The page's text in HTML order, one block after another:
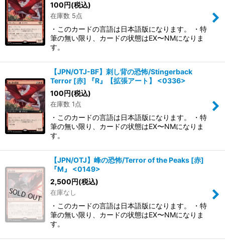
100円(税込)
在庫数 5点
・このカードの言語は日本語版になります。 ・特
筆の無い限り、カードの状態はEX〜NMになりま
す。
【JPN/OTJ-BF】刺し背の恐怖/Stingerback
Terror [赤] 『R』【拡張アート】 <0336>
100円(税込)
在庫数 1点
・このカードの言語は日本語版になります。 ・特
筆の無い限り、カードの状態はEX〜NMになりま
す。
【JPN/OTJ】峰の恐怖/Terror of the Peaks [赤]
『M』 <0149>
2,500円(税込)
在庫なし
・このカードの言語は日本語版になります。 ・特
筆の無い限り、カードの状態はEX〜NMになりま
す。